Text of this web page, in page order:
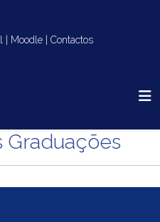
Moodle Contactos
Graduações